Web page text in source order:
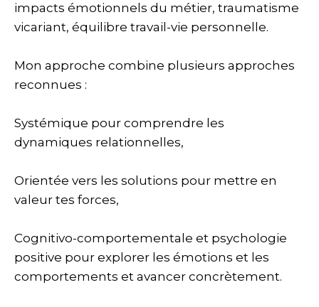
impacts émotionnels du métier, traumatisme
vicariant, équilibre travail-vie personnelle.
Mon approche combine plusieurs approches
reconnues :
Systémique pour comprendre les
dynamiques relationnelles,
Orientée vers les solutions pour mettre en
valeur tes forces,
Cognitivo-comportementale et psychologie
positive pour explorer les émotions et les
comportements et avancer concrètement.